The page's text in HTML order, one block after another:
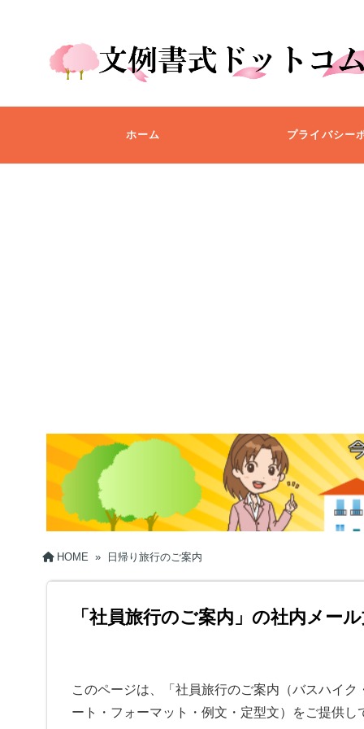
ホーム プライバシー
HOME » 日帰り旅行のご案内
「社員旅行のご案内」の社内メー
このページは、「社員旅行のご案内（バスハイ
ート・フォーマット・例文・定型文）をご提供